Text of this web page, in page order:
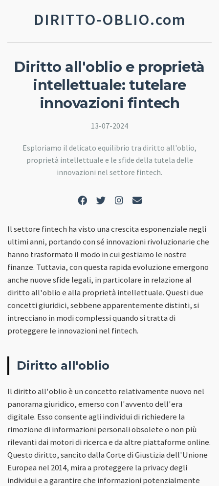
DIRITTO-OBLIO.com
Diritto all'oblio e proprietà
intellettuale: tutelare
innovazioni fintech
13-07-2024
Esploriamo il delicato equilibrio tra diritto all'oblio,
proprietà intellettuale e le sfide della tutela delle
innovazioni nel settore fintech.
Il settore fintech ha visto una crescita esponenziale negli
ultimi anni, portando con sé innovazioni rivoluzionarie che
hanno trasformato il modo in cui gestiamo le nostre
finanze. Tuttavia, con questa rapida evoluzione emergono
anche nuove sfide legali, in particolare in relazione al
diritto all'oblio e alla proprietà intellettuale. Questi due
concetti giuridici, sebbene apparentemente distinti, si
intrecciano in modi complessi quando si tratta di
proteggere le innovazioni nel fintech.
Diritto all'oblio
Il diritto all'oblio è un concetto relativamente nuovo nel
panorama giuridico, emerso con l'avvento dell'era
digitale. Esso consente agli individui di richiedere la
rimozione di informazioni personali obsolete o non più
rilevanti dai motori di ricerca e da altre piattaforme online.
Questo diritto, sancito dalla Corte di Giustizia dell'Unione
Europea nel 2014, mira a proteggere la privacy degli
individui e a garantire che informazioni potenzialmente